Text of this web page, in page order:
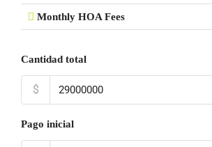
Monthly HOA Fees
Cantidad total
$
Pago inicial